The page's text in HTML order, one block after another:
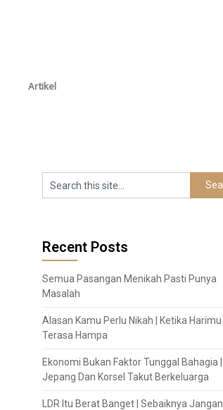
Artikel
Recent Posts
Semua Pasangan Menikah Pasti Punya
Masalah
Alasan Kamu Perlu Nikah | Ketika Harimu
Terasa Hampa
Ekonomi Bukan Faktor Tunggal Bahagia |
Jepang Dan Korsel Takut Berkeluarga
LDR Itu Berat Banget | Sebaiknya Jangan